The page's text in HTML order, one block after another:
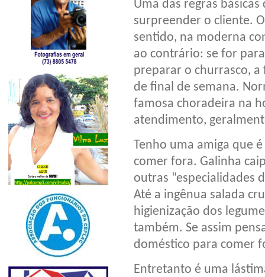
Uma das regras
surpreender o cliente.
sentido, na moderna
ao contrário: se for
preparar o churrasco,
de final de semana.
famosa choradeira na
atendimento,
Tenho uma amiga que
comer fora. Galinha
outras “especialidades
Até a ingênua salada
higienização dos
também. Se assim
doméstico para comer
Entretanto é uma